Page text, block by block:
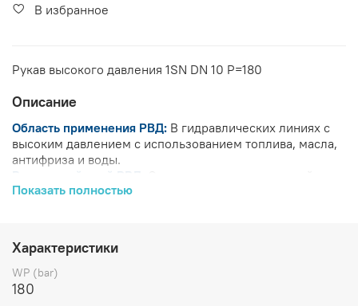
В избранное
Рукав высокого давления 1SN DN 10 P=180
Описание
Область применения РВД: В гидравлических линиях с
высоким давлением с использованием топлива, масла,
антифриза и воды.
Внутренний слой РВД:
маслам
Наружный слой РВД:
резина, стойкая к воздействию масла, топлива,
атмосферных осадков, ультрафиолетового излучения
Рабочая температура РВД:
Показать полностью
Характеристики
WP (bar)
180